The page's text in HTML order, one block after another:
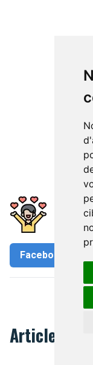
Facebook
Articles Liés